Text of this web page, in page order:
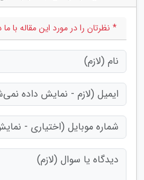
* نظرتان را در مورد این مقاله با ما